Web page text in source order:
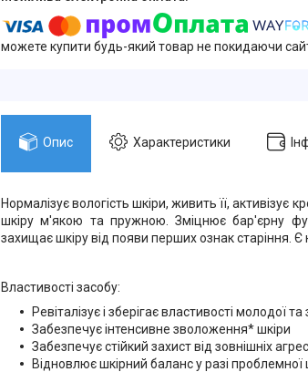
можете купити будь-який товар не покидаючи
Опис Характеристики
Нормалізує вологість шкіри, живить її,
шкіру м'якою та пружною. Зміцнює бар'єрну
захищає шкіру від появи перших ознак старіння.
Властивості засобу:
Ревіталізує і зберігає властивості молодої
Забезпечує інтенсивне зволоження* шкіри
Забезпечує стійкий захист від зовнішніх
Відновлює шкірний баланс у разі проблемної